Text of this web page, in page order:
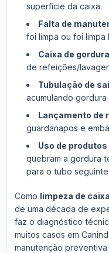
superfície da caixa.
Falta de
foi limpa ou foi limpa
Caixa de
de refeições/
Tubulação de
acumulando
Lançamento de
guardanapos e
Uso de
quebram a gordura
para o tubo
Como limpeza de
de uma década de
faz o diagnóstico
muitos casos em
manutenção